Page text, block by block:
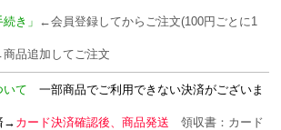
き」 ←会員登録してからご注文(100円ごとに1
品追加してご注文
いて一部商品でご利用できない決済がございま
→ カード決済確認後、商品発送領収書：カード